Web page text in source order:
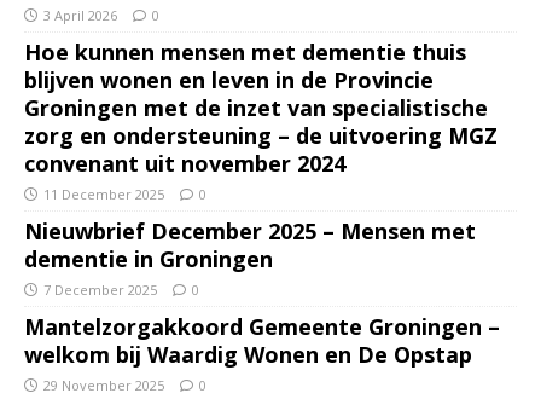
3 April 2026 0
Hoe kunnen mensen met dementie thuis
blijven wonen en leven in de Provincie
Groningen met de inzet van specialistische
zorg en ondersteuning – de uitvoering MGZ
convenant uit november 2024
11 December 2025 0
Nieuwbrief December 2025 – Mensen met
dementie in Groningen
7 December 2025 0
Mantelzorgakkoord Gemeente Groningen –
welkom bij Waardig Wonen en De Opstap
29 November 2025 0